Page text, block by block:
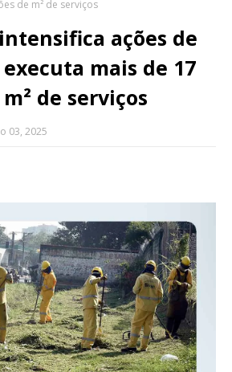
de m² de serviços
ações de
mais de 17
de serviços
03, 2025